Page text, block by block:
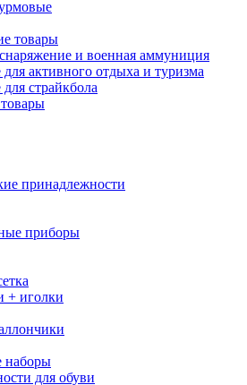
товары
и военная аммуниция
активного отдыха и туризма
страйкбола
принадлежности
приборы
+ иголки
наборы
для обуви